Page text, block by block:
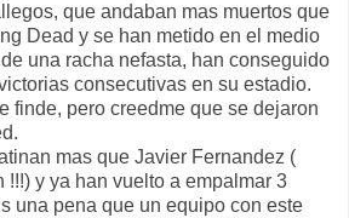
que andaban mas muertos que
Dead y se han metido en el medio
una racha nefasta, han conseguido
consecutivas en su estadio.
finde, pero creedme que se dejaron
mas que Javier Fernandez (
!!!) y ya han vuelto a empalmar 3
una pena que un equipo con este